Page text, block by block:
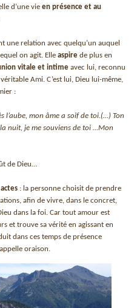
d’une vieen présence et au
une relation avec quelqu’un auquel
on agit. Elleaspire de plus en
vitale et intime avec lui, reconnu
Ami. C’est lui, Dieu lui-même,
:
l’aube, mon âme a soif de toi.(…) Ton
nuit, je me souviens de toi …Mon
de Dieu…
: la personne choisit de prendre
afin de vivre, dans le concret,
dans la foi. Car tout amour est
et trouve sa vérité en agissant en
dans ces temps de présence
oraison.